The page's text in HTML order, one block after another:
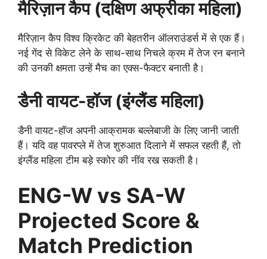
मैरिज़ान कैप (दक्षिण अफ्रीका महिला)
मैरिज़ान कैप विश्व क्रिकेट की बेहतरीन ऑलराउंडर्स में से एक हैं।
नई गेंद से विकेट लेने के साथ-साथ निचले क्रम में तेज रन बनाने
की उनकी क्षमता उन्हें मैच का एक्स-फैक्टर बनाती है।
डैनी वायट-हॉज (इंग्लैंड महिला)
डैनी वायट-हॉज अपनी आक्रामक बल्लेबाजी के लिए जानी जाती
हैं। यदि वह पावरप्ले में तेज शुरुआत दिलाने में सफल रहती हैं, तो
इंग्लैंड महिला टीम बड़े स्कोर की नींव रख सकती है।
ENG-W vs SA-W
Projected Score &
Match Prediction